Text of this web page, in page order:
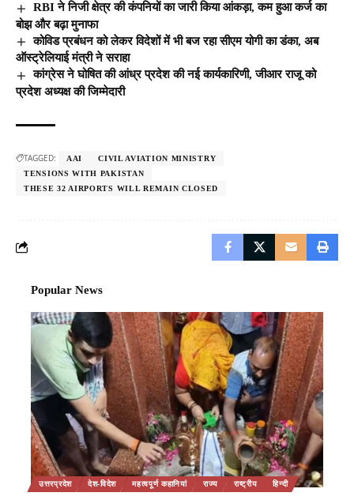
RBI ने निजी क्षेत्र की कंपनियों का जारी किया आंकड़ा, कम हुआ कर्ज का
बोझ और बढ़ा मुनाफा
कोविड प्रबंधन को लेकर विदेशों में भी बज रहा सीएम योगी का डंका, अब
ऑस्ट्रेलियाई मंत्री ने सराहा
कांग्रेस ने घोषित की आंध्र प्रदेश की नई कार्यकारिणी, जीआर राजू को
प्रदेश अध्यक्ष की जिम्मेदारी
TAGGED: AAI
CIVIL AVIATION MINISTRY
TENSIONS WITH PAKISTAN
THESE 32 AIRPORTS WILL REMAIN CLOSED
Popular News
उत्तरप्रदेश देश-विदेश महत्वपूर्ण कहानियां राज्य राष्ट्रीय हिन्दी